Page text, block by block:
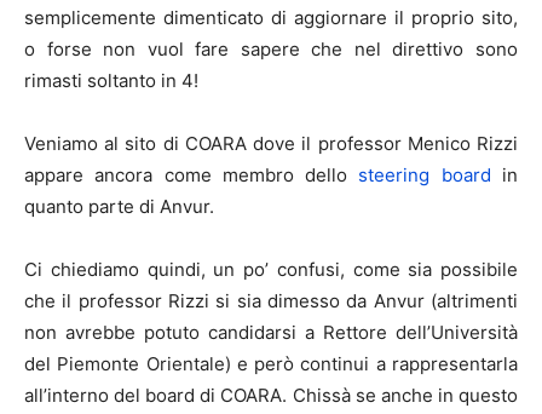
semplicemente dimenticato di aggiornare il proprio sito,
o forse non vuol fare sapere che nel direttivo sono
rimasti soltanto in 4!
Veniamo al sito di COARA dove il professor Menico Rizzi
appare ancora come membro dello steering board in
quanto parte di Anvur.
Ci chiediamo quindi, un po’ confusi, come sia possibile
che il professor Rizzi si sia dimesso da Anvur (altrimenti
non avrebbe potuto candidarsi a Rettore dell’Università
del Piemonte Orientale) e però continui a rappresentarla
all’interno del board di COARA. Chissà se anche in questo